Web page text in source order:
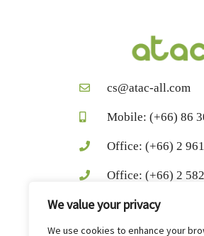
We value your privacy
We use cookies to enhance your
cs@atac-all.com
Mobile: (+66) 86
Office: (+66) 2
Office: (+66) 2
Fax: (+66) 2 583